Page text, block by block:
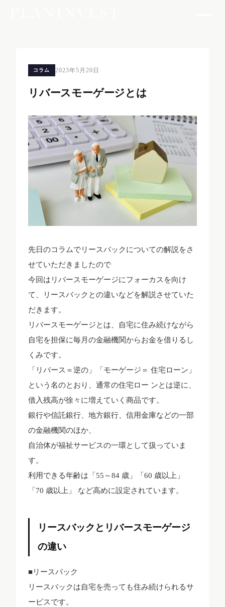
コラム 2023年5月20日
リバースモーゲージとは
先日のコラムでリースバックについての解説をさ
せていただきましたので
今回はリバースモーゲージにフォーカスを向け
て、リースバックとの違いなどを解説させていた
だきます。
リバースモーゲージとは、自宅に住み続けながら
自宅を担保に毎月の金融機関からお金を借りるし
くみです。
「リバース＝逆の」「モーゲージ＝ 住宅ローン」
という名のとおり、通常の住宅ロー ンとは逆に、
借入残高が徐々に増えていく商品です。
銀行や信託銀行、地方銀行、信用金庫などの一部
の金融機関のほか、
自治体が福祉サービスの一環として扱っていま
す。
利用できる年齢は「55～84 歳」「60 歳以上」
「70 歳以上」 など高めに設定されています。
リースバックとリバースモーゲージ
の違い
■リースバック
リースバックは自宅を売っても住み続けられるサ
ービスです。